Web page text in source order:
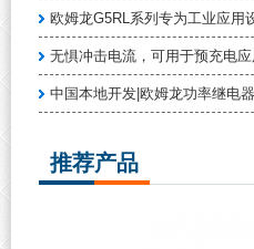
欧姆龙G5RL系列专为工业应用
无惧冲击电流，可用于预充电
中国本地开发|欧姆龙功率继电
推荐产品